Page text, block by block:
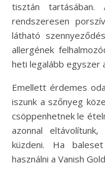
tisztán
rendszeresen
látható
allergének
heti legalább egyszer
Emellett érdemes
iszunk a szőnyeg
csöppenhetnek le
azonnal
küzdeni. Ha
használni a Vanish